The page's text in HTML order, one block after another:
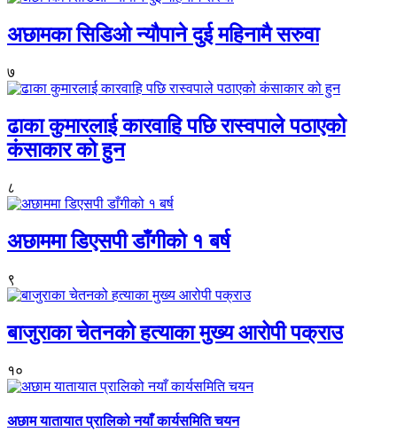
अछामका सिडिओ न्यौपाने दुई महिनामै सरुवा
७
ढाका कुमारलाई कारवाहि पछि रास्वपाले पठाएको
कंसाकार को हुन
८
अछाममा डिएसपी डाँगीको १ बर्ष
९
बाजुराका चेतनको हत्याका मुख्य आरोपी पक्राउ
१०
अछाम यातायात प्रालिको नयाँ कार्यसमिति चयन